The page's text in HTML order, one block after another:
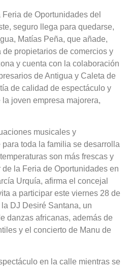
de Oportunidades del
seguro llega para quedarse,
Matías Peña, que añade,
propietarios de comercios y
y cuenta con la colaboración
de Antigua y Caleta de
de calidad de espectáculo y
joven empresa majorera,
musicales y
toda la familia se desarrolla
son más frescas y
la Feria de Oportunidades en
Urquía, afirma el concejal
a participar este viernes 28 de
DJ Desiré Santana, un
danzas africanas, además de
y el concierto de Manu de
en la calle mientras se